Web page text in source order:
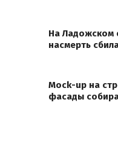
На Ладожском
насмерть
Mock-up на
фасады